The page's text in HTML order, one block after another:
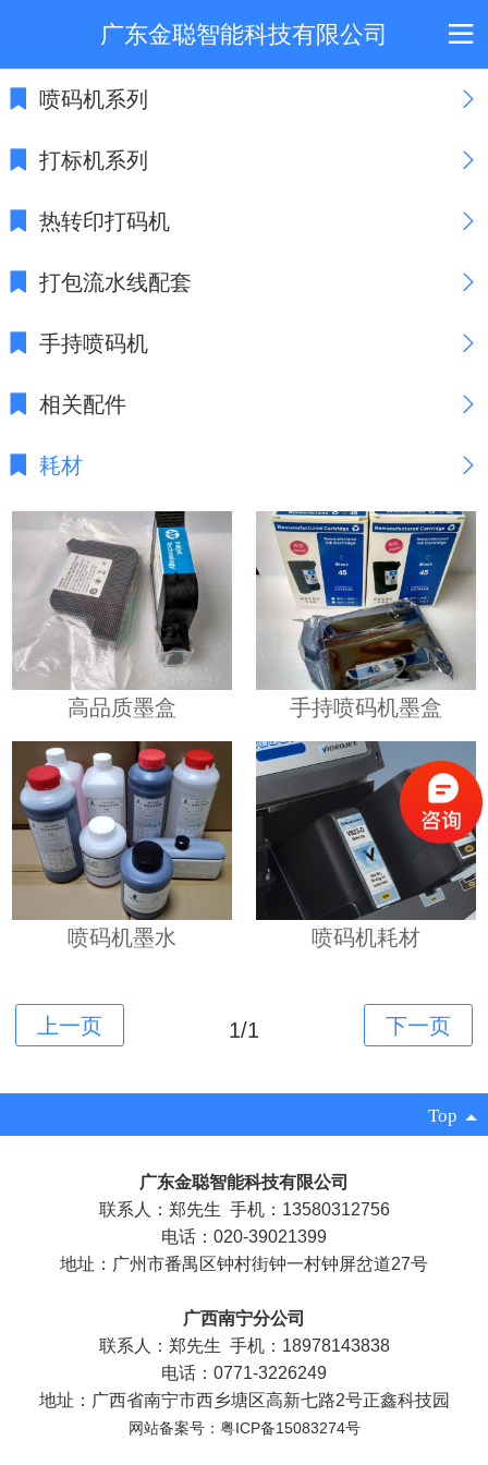
广东金聪智能科技有限公司
喷码机系列
打标机系列
热转印打码机
打包流水线配套
手持喷码机
相关配件
耗材
高品质墨盒 手持喷码机墨盒
喷码机墨水 喷码机耗材
1/1
Top
广东金聪智能科技有限公司
联系人：郑先生 手机：13580312756
电话：020-39021399
地址：广州市番禺区钟村街钟一村钟屏岔道27号
广西南宁分公司
联系人：郑先生 手机：18978143838
电话：0771-3226249
地址：广西省南宁市西乡塘区高新七路2号正鑫科技园
网站备案号：粤ICP备15083274号